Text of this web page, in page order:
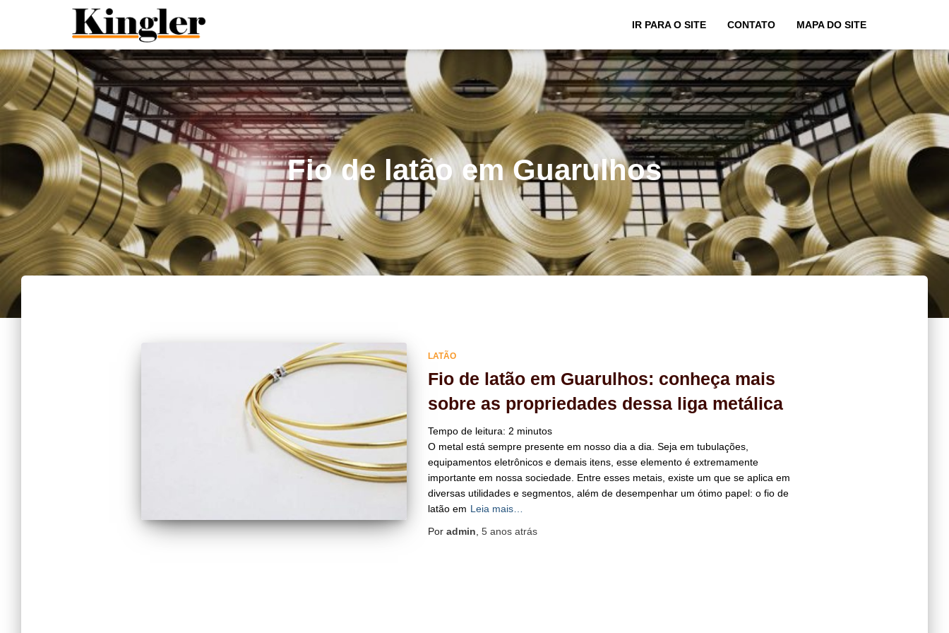
IR PARA O SITE
CONTATO MAPA DO SITE
Fio de latão em Guarulhos
LATÃO
Fio de latão em Guarulhos: conheça mais
sobre as propriedades dessa liga metálica
Tempo de leitura: 2 minutos
O metal está sempre presente em nosso dia a dia. Seja em tubulações,
equipamentos eletrônicos e demais itens, esse elemento é extremamente
importante em nossa sociedade. Entre esses metais, existe um que se aplica em
diversas utilidades e segmentos, além de desempenhar um ótimo papel: o fio de
latão em Leia mais…
Por admin 5 anosatrás